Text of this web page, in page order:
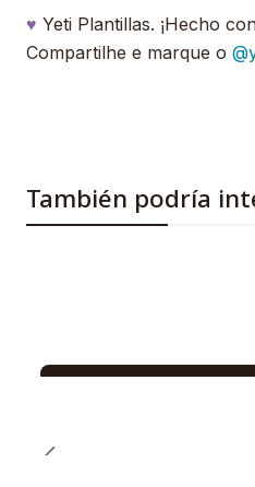
♥ Yeti Plantillas. ¡Hecho
Compartilhe e marque o
También podría